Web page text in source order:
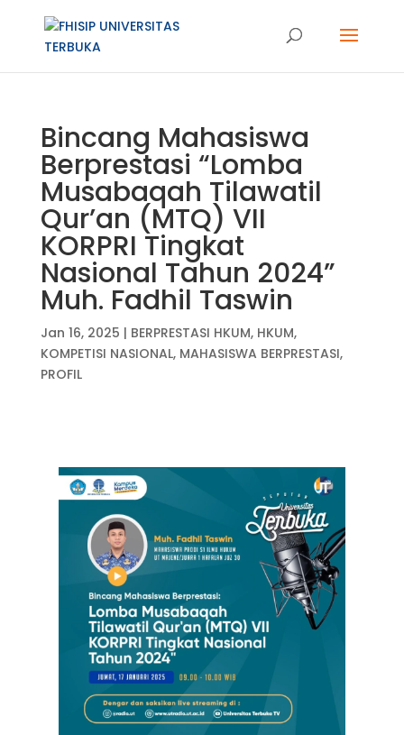
Bincang Mahasiswa
Berprestasi “Lomba
Musabaqah Tilawatil
Qur’an (MTQ) VII
KORPRI Tingkat
Nasional Tahun 2024”
Muh. Fadhil Taswin
Jan 16, 2025 | BERPRESTASI HKUM, HKUM,
KOMPETISI NASIONAL, MAHASISWA BERPRESTASI,
PROFIL